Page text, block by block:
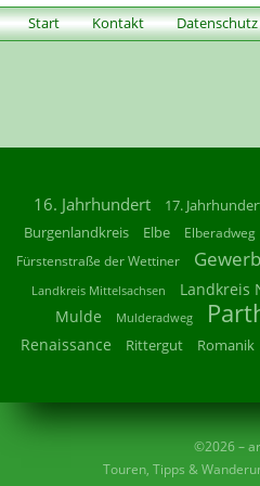
Start Kontakt Datenschutz
16. Jahrhundert 17.
Burgenlandkreis Elbe Elberadweg
Fürstenstraße der Wettiner
Landkreis Mittelsachsen Landkreis
Mulde Mulderadweg
Renaissance Rittergut Romanik
©2026 –
Touren, Tipps &